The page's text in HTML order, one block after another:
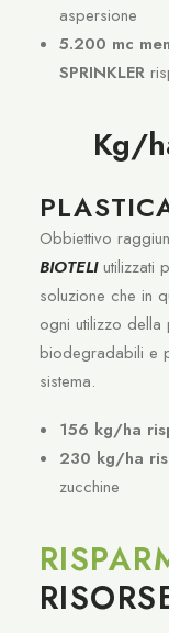
aspersione
5.200 mc
SPRINKLER
Kg/
Obbiettivo
BIOTELIutilizzati
soluzione che in
ogni utilizzo della
biodegradabili e
sistema.
156 kg/ha
230 kg/ha
zucchine